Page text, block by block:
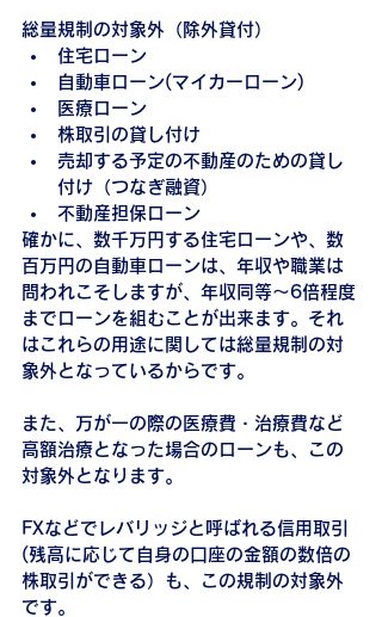
総量規制の対象外（除外貸付）
住宅ローン
自動車ローン(マイカーローン)
医療ローン
株取引の貸し付け
売却する予定の不動産のための貸し
付け（つなぎ融資）
不動産担保ローン
確かに、数千万円する住宅ローンや、数
百万円の自動車ローンは、年収や職業は
問われこそしますが、年収同等～6倍程度
までローンを組むことが出来ます。それ
はこれらの用途に関しては総量規制の対
象外となっているからです。
また、万が一の際の医療費・治療費など
高額治療となった場合のローンも、この
対象外となります。
FXなどでレバリッジと呼ばれる信用取引
(残高に応じて自身の口座の金額の数倍の
株取引ができる）も、この規制の対象外
です。